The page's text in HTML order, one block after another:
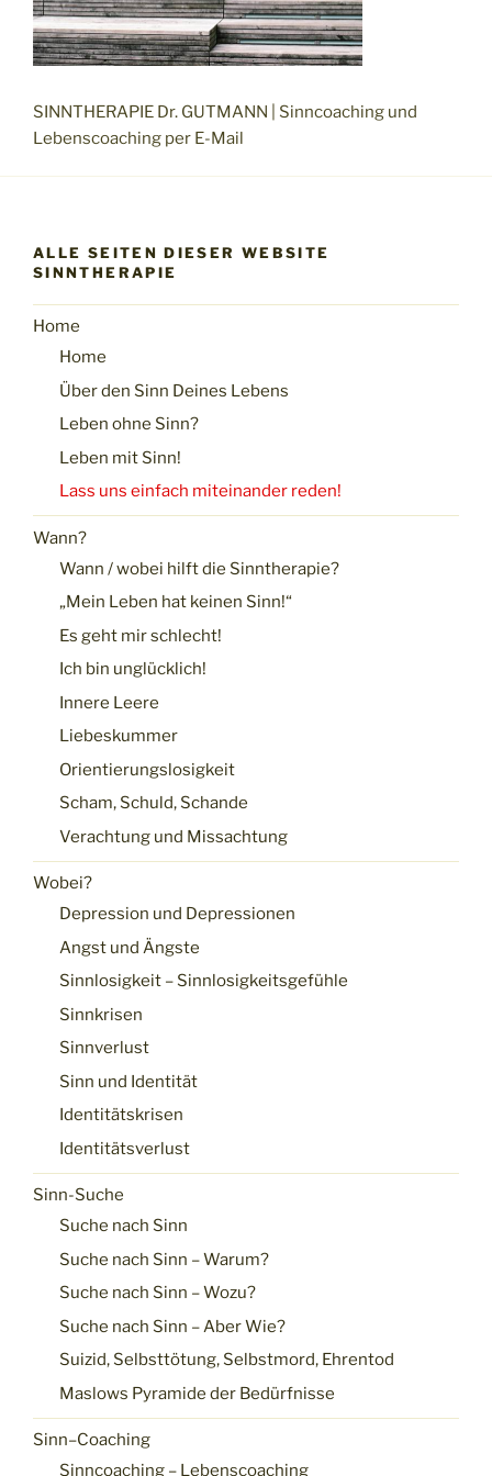
SINNTHERAPIE Dr. GUTMANN | Sinncoaching und
Lebenscoaching per E-Mail
ALLE SEITEN DIESER WEBSITE
SINNTHERAPIE
Home
Home
Über den Sinn Deines Lebens
Leben ohne Sinn?
Leben mit Sinn!
Lass uns einfach miteinander reden!
Wann?
Wann / wobei hilft die Sinntherapie?
„Mein Leben hat keinen Sinn!“
Es geht mir schlecht!
Ich bin unglücklich!
Innere Leere
Liebeskummer
Orientierungslosigkeit
Scham, Schuld, Schande
Verachtung und Missachtung
Wobei?
Depression und Depressionen
Angst und Ängste
Sinnlosigkeit – Sinnlosigkeitsgefühle
Sinnkrisen
Sinnverlust
Sinn und Identität
Identitätskrisen
Identitätsverlust
Sinn-Suche
Suche nach Sinn
Suche nach Sinn – Warum?
Suche nach Sinn – Wozu?
Suche nach Sinn – Aber Wie?
Suizid, Selbsttötung, Selbstmord, Ehrentod
Maslows Pyramide der Bedürfnisse
Sinn–Coaching
Sinncoaching – Lebenscoaching